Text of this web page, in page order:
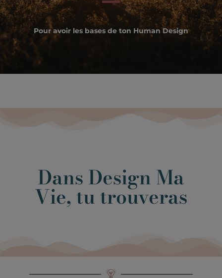
Pour avoir les bases de ton Human Design
Dans Design Ma
Vie, tu trouveras